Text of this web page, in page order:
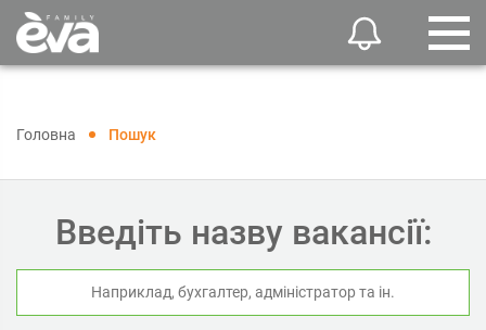
Головна Пошук
Введіть назву вакансії: